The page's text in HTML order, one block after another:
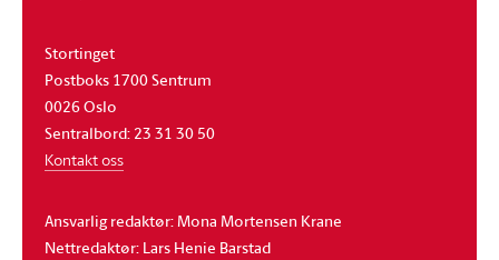
Stortinget
Postboks 1700 Sentrum
0026 Oslo
Sentralbord: 23 31 30 50
Kontakt oss
Ansvarlig redaktør: Mona Mortensen Krane
Nettredaktør: Lars Henie Barstad